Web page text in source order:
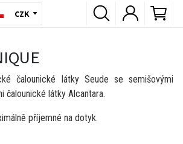
CZK
čalounické látky Seude se semišovými
čalounické látky Alcantara.
příjemné na dotyk.